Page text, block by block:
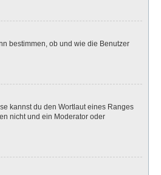
bestimmen, ob und wie die Benutzer
kannst du den Wortlaut eines Ranges
nicht und ein Moderator oder